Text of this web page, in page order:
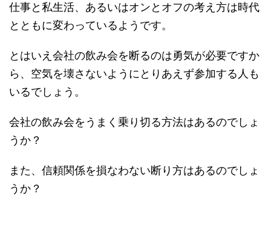
仕事と私生活、あるいはオンとオフの考え方は時代
とともに変わっているようです。
とはいえ会社の飲み会を断るのは勇気が必要ですか
ら、空気を壊さないようにとりあえず参加する人も
いるでしょう。
会社の飲み会をうまく乗り切る方法はあるのでしょ
うか？
また、信頼関係を損なわない断り方はあるのでしょ
うか？